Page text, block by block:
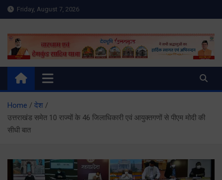
Skip
to
Friday, August 7, 2026
Meru Raibar | Uttarakhand
News | Uttarkashi News
meruraibar.com
Home
देश
उत्तराखंड समेत 10 राज्यों के 46 जिलाधिकारी एवं आयुक्तगणों से पीएम मोदी की
सीधी बात